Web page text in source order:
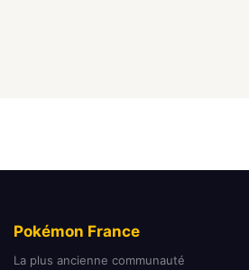
Pokémon France
La plus ancienne communauté